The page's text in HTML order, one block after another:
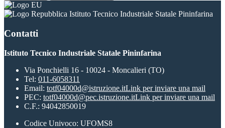
Istituto Tecnico Industriale Statale Pininfarina
Contatti
Istituto Tecnico Industriale Statale Pininfarina
Via Ponchielli 16 - 10024 - Moncalieri (TO)
Tel: 011-6058311
Email: totf04000d@istruzione.itLink per inviare una mail
PEC: totf04000d@pec.istruzione.itLink per inviare una mail
C.F.: 94042850019
Codice Univoco: UFOMS8